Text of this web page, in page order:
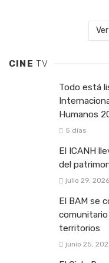
CINETV
Todo está
Humanos
5 días
El ICANH
del
julio 29, 2026
El BAM se
territorios
junio 25,